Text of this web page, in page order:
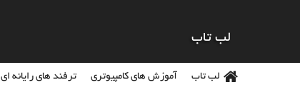
لب تاب
لب تاب آموزش های کامپیوتری ترفند های رایانه ای